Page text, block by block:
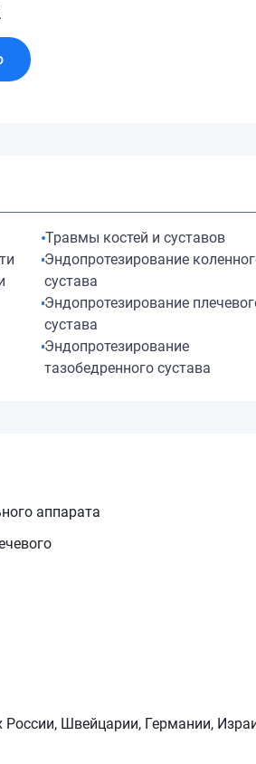
Травмы костей и суставов
Эндопротезирование
сустава
Эндопротезирование
сустава
Эндопротезирование
тазобедренного сустава
аппарата
России, Швейцарии, Германии,